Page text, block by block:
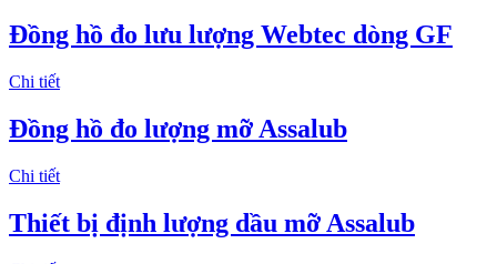
Đồng hồ đo lưu lượng Webtec dòng GF
Chi tiết
Đồng hồ đo lượng mỡ Assalub
Chi tiết
Thiết bị định lượng dầu mỡ Assalub